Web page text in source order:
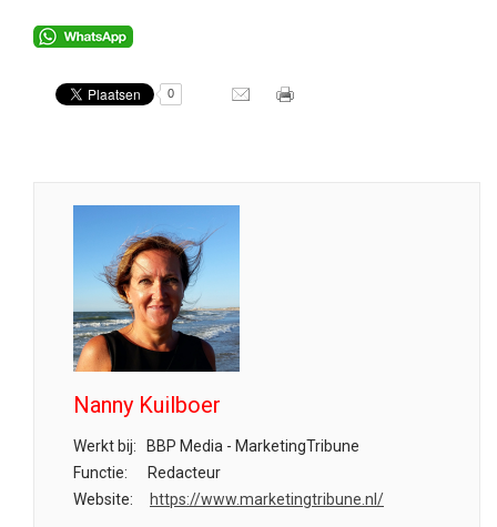
0
Nanny Kuilboer
Werkt bij:
BBP Media - MarketingTribune
Functie:
Redacteur
Website:
https://www.marketingtribune.nl/